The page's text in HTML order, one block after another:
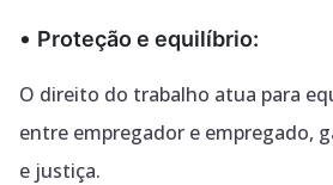
• Proteção e equilíbrio:
O direito do trabalho atua para
entre empregador e empregado,
e justiça.